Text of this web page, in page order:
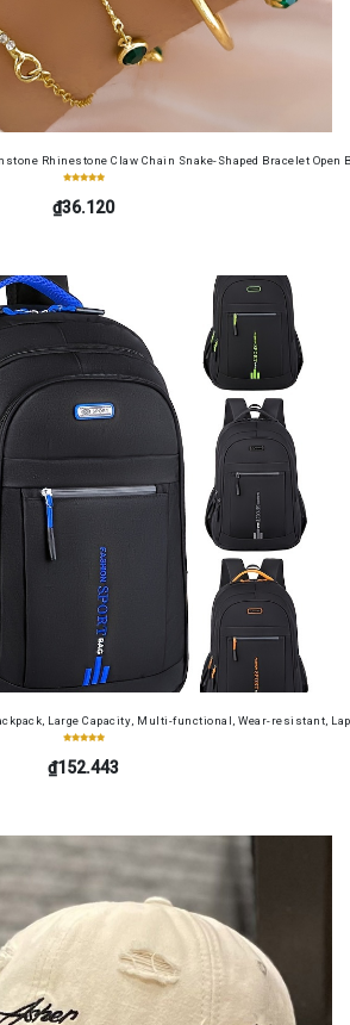
Rhinestone Claw Chain Snake-Shaped Bracelet Open
₫36.120
Large Capacity, Multi-functional, Wear-resistant,
₫152.443